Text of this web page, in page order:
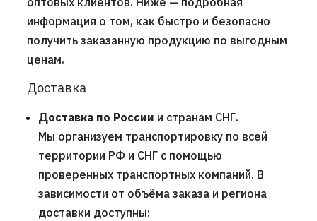
информация о том, как быстро и безопасно
получить заказанную продукцию по выгодным
ценам.
Доставка
Доставка по России и странам СНГ.
Мы организуем транспортировку по всей
территории РФ и СНГ с помощью
проверенных транспортных компаний. В
зависимости от объёма заказа и региона
доставки доступны: